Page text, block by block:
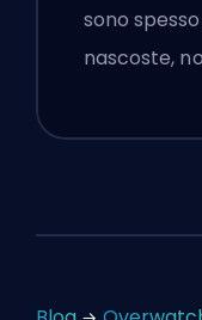
sono
nascoste,